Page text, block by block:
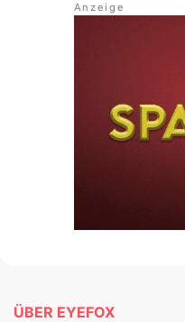
ÜBER EYEFOX